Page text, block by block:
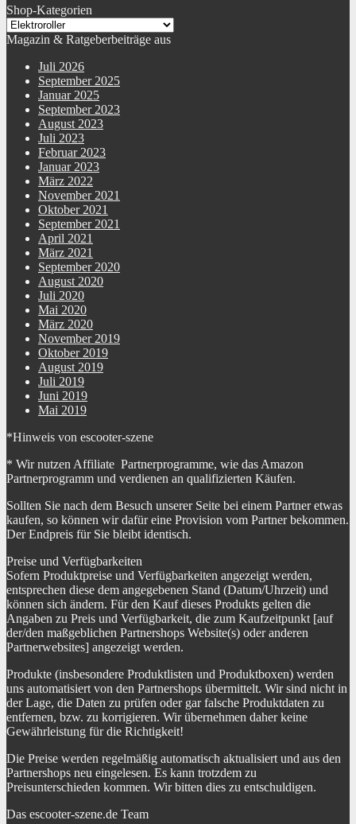
Shop-Kategorien
Magazin & Ratgeberbeiträge aus
Juli 2026
September 2025
Januar 2025
September 2023
August 2023
Juli 2023
Februar 2023
Januar 2023
März 2022
November 2021
Oktober 2021
September 2021
April 2021
März 2021
September 2020
August 2020
Juli 2020
Mai 2020
März 2020
November 2019
Oktober 2019
August 2019
Juli 2019
Juni 2019
Mai 2019
*Hinweis von escooter-szene
* Wir nutzen Affiliate Partnerprogramme, wie das Amazon
Partnerprogramm und verdienen an qualifizierten Käufen.
Sollten Sie nach dem Besuch unserer Seite bei einem Partner etwas
kaufen, so können wir dafür eine Provision vom Partner bekommen.
Der Endpreis für Sie bleibt identisch.
Preise und Verfügbarkeiten
Sofern Produktpreise und Verfügbarkeiten angezeigt werden,
entsprechen diese dem angegebenen Stand (Datum/Uhrzeit) und
können sich ändern. Für den Kauf dieses Produkts gelten die
Angaben zu Preis und Verfügbarkeit, die zum Kaufzeitpunkt [auf
der/den maßgeblichen Partnershops Website(s) oder anderen
Partnerwebsites] angezeigt werden.
Produkte (insbesondere Produktlisten und Produktboxen) werden
uns automatisiert von den Partnershops übermittelt. Wir sind nicht in
der Lage, die Daten zu prüfen oder gar falsche Produktdaten zu
entfernen, bzw. zu korrigieren. Wir übernehmen daher keine
Gewährleistung für die Richtigkeit!
Die Preise werden regelmäßig automatisch aktualisiert und aus den
Partnershops neu eingelesen. Es kann trotzdem zu
Preisunterschieden kommen. Wir bitten dies zu entschuldigen.
Das escooter-szene.de Team